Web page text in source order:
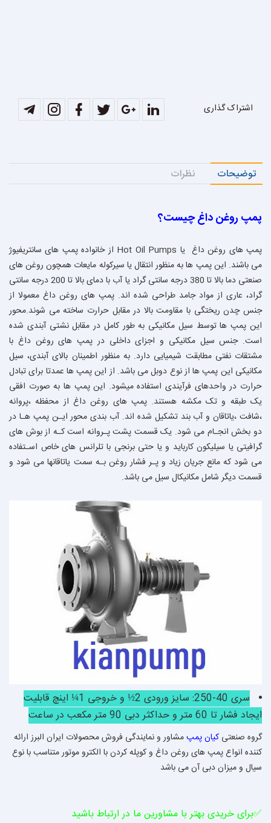
اشتراک گذاری
توضیحات نظرات
پمپ روغن داغ چیست؟
پمپ های روغن داغ یا Hot Oil Pumps از خانواده پمپ های سانتریفیوژ
می باشند. این پمپ ها به منظور انتقال یا سیرکوله مایعات همچون روغن های
صنعتی دما بالا تا 380 درجه سانتی گراد یا آب با دمای بالا تا 200 درجه سانتی
گراد، عاری از مواد جامد طراحی شده اند. پمپ های روغن داغ معمولا از
جنس چدن ریختگی با مقاومت بالا در مقابل حرارت ساخته می شوند.محور
این پمپ ها توسط سیل مکانیکی به طور کامل در مقابل نشتی آبندی شده
است. جنس سیل مکانیکی و اجزای داخلی در پمپ های روغن داغ با
مشتقات نفتی مطابقت شیمیایی دارد. به منظور اطمینان بالای آبندی، سیل
مکانیکی این پمپ ها از نوع دوبل می باشد. از این پمپ ها عمدتا برای تبادل
حرارت در واحدهای فرآیندی استفاده میشود. این پمپ ها به صورت افقی
یک طبقه و تک مکشه هستند. پمپ های روغن داغ از محفظه ،پروانه
،شافت ،یاتاقان و آب بند تشکیل شده اند. آب بندی محور ایـن پمپ هـا در
دو بخش انجـام می شود. یک قسمت پشت پـروانه است کـه از بوش های
گرافیتی یا سیلیکون کارباید و یا حتی برنجی با تلرانس های خاص اسـتفاده
می شود که مانع جریان زیاد و پـر فشار روغن بـه سمت یاتاقانها می شود و
قسمت دیگر شامل مکانیکال سیل می باشد.
سری 40-250: سایز ورودی 2½ و خروجی 1¼ اینچ قابلیت
ایجاد فشار تا 60 متر و حداکثر دبی 90 متر مکعب در ساعت
گروه صنعتی کیان پمپمشاور و نمایندگی فروش محصولات ایران البرز ارائه
کننده انواع پمپ های روغن داغ و کوپله کردن با الکترو موتور متناسب با نوع
سیال و میزان دبی آن می باشد
✅برای خریدی بهتر با مشاورین ما در ارتباط باشید